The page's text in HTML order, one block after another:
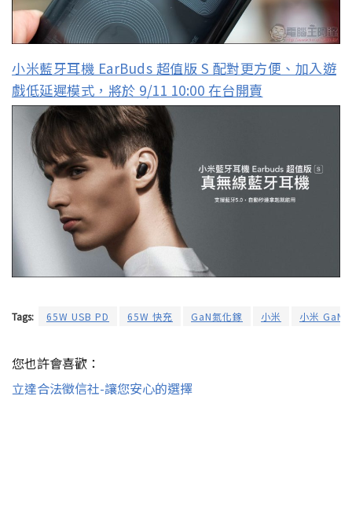
小米藍牙耳機 EarBuds 超值版 S 配對更方便、加入遊
戲低延遲模式，將於 9/11 10:00 在台開賣
Tags: 65W USB PD 65W 快充 GaN氮化鎵 小米 小米 GaN
您也許會喜歡：
立達合法徵信社-讓您安心的選擇